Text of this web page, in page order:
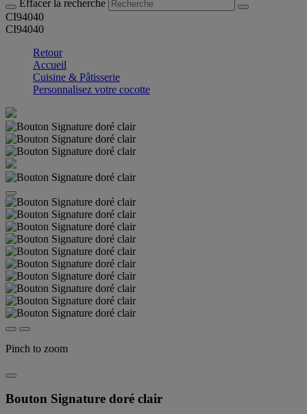
Effacer la recherche
CI94040
CI94040
Retour
Accueil
Cuisine & Pâtisserie
Personnalisez votre cocotte
Pinch to zoom
Bouton Signature doré clair